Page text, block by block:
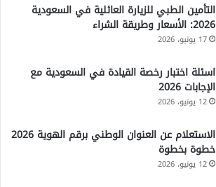
التأمين الطبي للزيارة العائلية في السعودية
2026: الأسعار وطريقة الشراء
17 يونيو، 2026
اسئلة اختبار رخصة القيادة في السعودية مع
الإجابات 2026
12 يونيو، 2026
الاستعلام عن العنوان الوطني برقم الهوية 2026
خطوة بخطوة
12 يونيو، 2026